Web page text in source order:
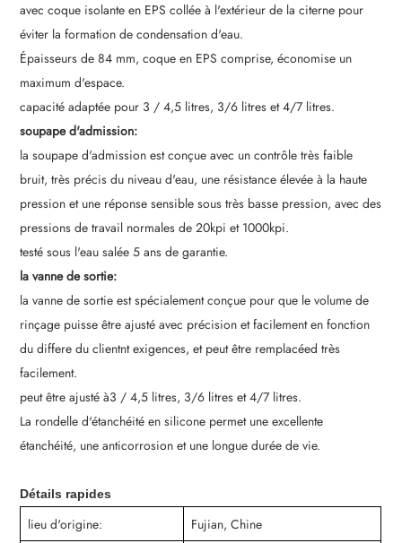
avec coque isolante en EPS collée à l'extérieur de la citerne pour
éviter la formation de condensation d'eau.
Épaisseurs de 84 mm, coque en EPS comprise, économise un
maximum d'espace.
capacité adaptée pour 3 / 4,5 litres, 3/6 litres et 4/7 litres.
soupape d'admission:
la soupape d'admission est conçue avec un contrôle très faible
bruit, très précis du niveau d'eau, une résistance élevée à la haute
pression et une réponse sensible sous très basse pression, avec des
pressions de travail normales de 20kpi et 1000kpi.
testé sous l'eau salée 5 ans de garantie.
la vanne de sortie:
la vanne de sortie est spécialement conçue pour que le volume de
rinçage puisse être ajusté avec précision et facilement en fonction
du differe du clientnt exigences, et peut être remplacéed très
facilement.
peut être ajusté à3 / 4,5 litres, 3/6 litres et 4/7 litres.
La rondelle d'étanchéité en silicone permet une excellente
étanchéité, une anticorrosion et une longue durée de vie.
Détails rapides
lieu d'origine:
Fujian, Chine